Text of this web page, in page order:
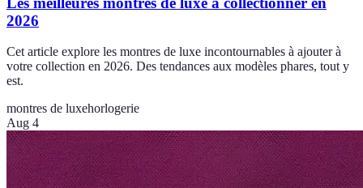
2026
Cet article explore les montres de luxe incontournables à ajouter à
votre collection en 2026. Des tendances aux modèles phares, tout y
est.
montres de luxehorlogerie
Aug 4